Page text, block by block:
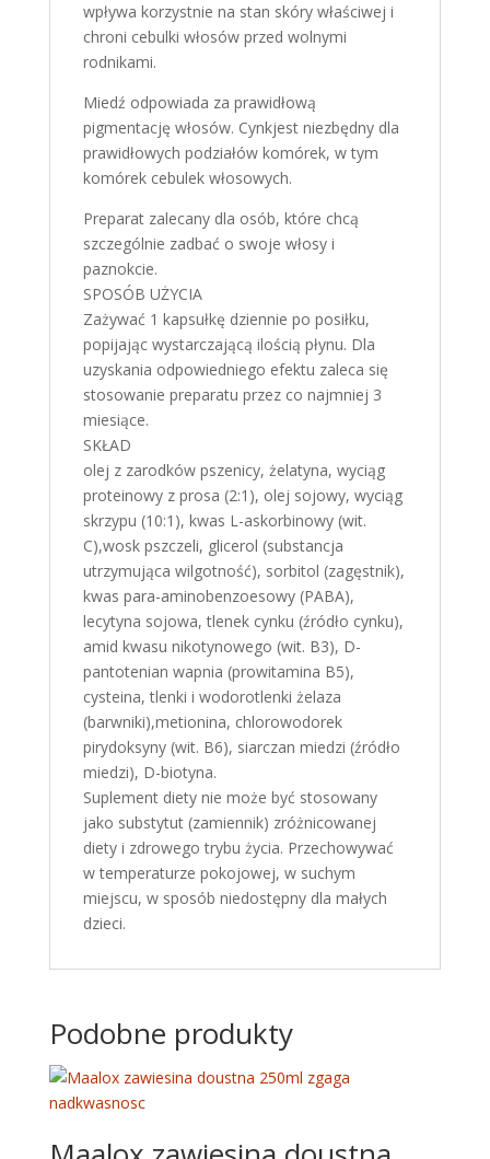
wpływa korzystnie na stan skóry właściwej i
chroni cebulki włosów przed wolnymi
rodnikami.
Miedź odpowiada za prawidłową
pigmentację włosów. Cynkjest niezbędny dla
prawidłowych podziałów komórek, w tym
komórek cebulek włosowych.
Preparat zalecany dla osób, które chcą
szczególnie zadbać o swoje włosy i
paznokcie.
SPOSÓB UŻYCIA
Zażywać 1 kapsułkę dziennie po posiłku,
popijając wystarczającą ilością płynu. Dla
uzyskania odpowiedniego efektu zaleca się
stosowanie preparatu przez co najmniej 3
miesiące.
SKŁAD
olej z zarodków pszenicy, żelatyna, wyciąg
proteinowy z prosa (2:1), olej sojowy, wyciąg
skrzypu (10:1), kwas L-askorbinowy (wit.
C),wosk pszczeli, glicerol (substancja
utrzymująca wilgotność), sorbitol (zagęstnik),
kwas para-aminobenzoesowy (PABA),
lecytyna sojowa, tlenek cynku (źródło cynku),
amid kwasu nikotynowego (wit. B3), D-
pantotenian wapnia (prowitamina B5),
cysteina, tlenki i wodorotlenki żelaza
(barwniki),metionina, chlorowodorek
pirydoksyny (wit. B6), siarczan miedzi (źródło
miedzi), D-biotyna.
Suplement diety nie może być stosowany
jako substytut (zamiennik) zróżnicowanej
diety i zdrowego trybu życia. Przechowywać
w temperaturze pokojowej, w suchym
miejscu, w sposób niedostępny dla małych
dzieci.
Podobne produkty